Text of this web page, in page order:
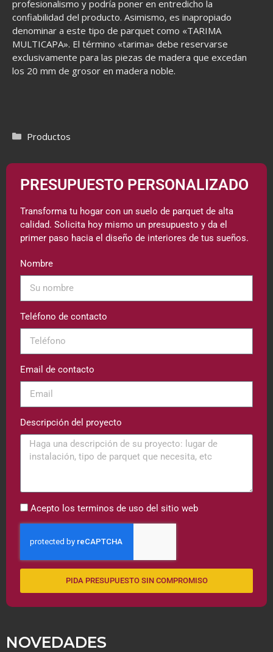
profesionalismo y podría poner en entredicho la
confiabilidad del producto. Asimismo, es inapropiado
denominar a este tipo de parquet como «TARIMA
MULTICAPA». El término «tarima» debe reservarse
exclusivamente para las piezas de madera que excedan
los 20 mm de grosor en madera noble.
Productos
PRESUPUESTO PERSONALIZADO
Transforma tu hogar con un suelo de parquet de alta
calidad. Solicita hoy mismo un presupuesto y da el
primer paso hacia el diseño de interiores de tus sueños.
Nombre
Teléfono de contacto
Email de contacto
Descripción del proyecto
Acepto los terminos de uso del sitio web
PIDA PRESUPUESTO SIN COMPROMISO
NOVEDADES